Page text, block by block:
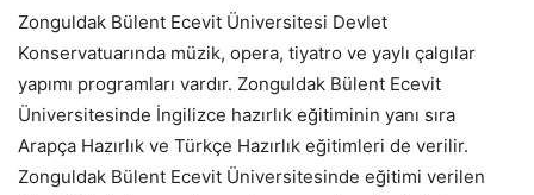
Zonguldak Bülent Ecevit Üniversitesi Devlet
Konservatuarında müzik, opera, tiyatro ve yaylı çalgılar
yapımı programları vardır. Zonguldak Bülent Ecevit
Üniversitesinde İngilizce hazırlık eğitiminin yanı sıra
Arapça Hazırlık ve Türkçe Hazırlık eğitimleri de verilir.
Zonguldak Bülent Ecevit Üniversitesinde eğitimi verilen